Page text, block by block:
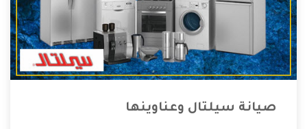
صيانة سيلتال وعناوينها